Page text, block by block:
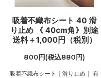
吸着不織布シート 40 滑
り止め 《 40cm角》別途
送料＋1,000円（税別）
800円(税込880円)
吸着不織布シート｜滑り止め｜ 有